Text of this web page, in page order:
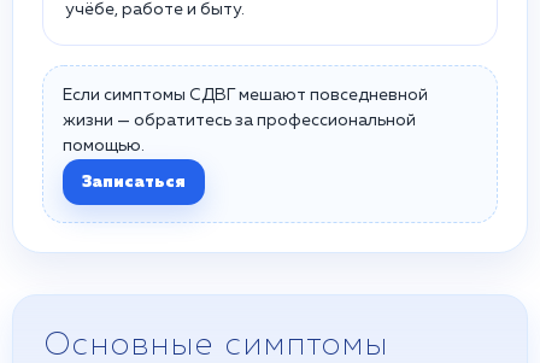
учёбе, работе и быту.
Если симптомы СДВГ мешают повседневной
жизни — обратитесь за профессиональной
помощью.
Записаться
Основные симптомы